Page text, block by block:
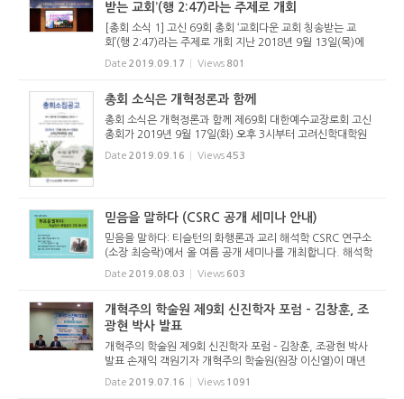
받는 교회’(행 2:47)라는 주제로 개회
[총회 소식 1] 고신 69회 총회 ‘교회다운 교회 칭송받는 교
회’(행 2:47)라는 주제로 개회 지난 2018년 9월 13일(목)에
파회(罷會)했던, 대한예수교장로회 고신 총회가 2019년 9월
17일(화) 오후 3시 고려신학대학원(충남 천안시 삼룡동 소재)
Date 2019.09.17 Views 801
총회 소식은 개혁정론과 함께
총회 소식은 개혁정론과 함께 제69회 대한예수교장로회 고신
총회가 2019년 9월 17일(화) 오후 3시부터 고려신학대학원
대강당에서 열립니다. 올해도 개혁정론은 총회 소식을 발빠르
게 전할 예정입니다. 뿐만 아니라 개혁신학의 관점에서 총회의
Date 2019.09.16 Views453
믿음을 말하다 (CSRC 공개 세미나 안내)
믿음을 말하다: 티슬턴의 화행론과 교리 해석학 CSRC 연구소
(소장 최승락)에서 올 여름 공개 세미나를 개최합니다. 해석학
과 성경해석을 접목시킨 세계적인 거장 앤토니 티슬턴(Antho
ny C. Thieselton)의 주요 저술 [교리 해석학]을 살펴봅니다.
Date 2019.08.03 Views 603
개혁주의 학술원 제9회 신진학자 포럼 - 김창훈, 조
광현 박사 발표
개혁주의 학술원 제9회 신진학자 포럼 - 김창훈, 조광현 박사
발표 손재익 객원기자 개혁주의 학술원(원장 이신열)이 매년
두 차례 개최하는 신진학자 포럼이 제9회를 맞아 2019년 7월
15일(월) 오후 2시 향상교회당(용인시 기흥구, 김석홍 목사 시
Date 2019.07.16 Views 1091